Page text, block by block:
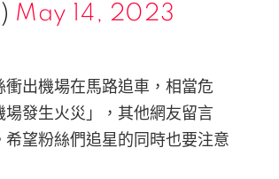
May 14, 2023
出機場在馬路追車，相當危
發生火災」，其他網友留言
希望粉絲們追星的同時也要注意